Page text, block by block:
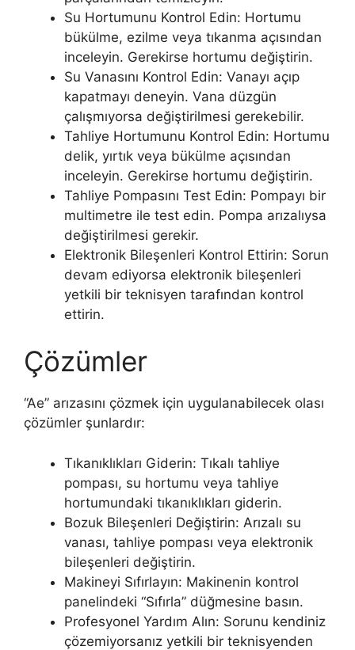
Su Hortumunu Kontrol Edin: Hortumu
bükülme, ezilme veya tıkanma açısından
inceleyin. Gerekirse hortumu değiştirin.
Su Vanasını Kontrol Edin: Vanayı açıp
kapatmayı deneyin. Vana düzgün
çalışmıyorsa değiştirilmesi gerekebilir.
Tahliye Hortumunu Kontrol Edin: Hortumu
delik, yırtık veya bükülme açısından
inceleyin. Gerekirse hortumu değiştirin.
Tahliye Pompasını Test Edin: Pompayı bir
multimetre ile test edin. Pompa arızalıysa
değiştirilmesi gerekir.
Elektronik Bileşenleri Kontrol Ettirin: Sorun
devam ediyorsa elektronik bileşenleri
yetkili bir teknisyen tarafından kontrol
ettirin.
Çözümler
“Ae” arızasını çözmek için uygulanabilecek olası
çözümler şunlardır:
Tıkanıklıkları Giderin: Tıkalı tahliye
pompası, su hortumu veya tahliye
hortumundaki tıkanıklıkları giderin.
Bozuk Bileşenleri Değiştirin: Arızalı su
vanası, tahliye pompası veya elektronik
bileşenleri değiştirin.
Makineyi Sıfırlayın: Makinenin kontrol
panelindeki “Sıfırla” düğmesine basın.
Profesyonel Yardım Alın: Sorunu kendiniz
çözemiyorsanız yetkili bir teknisyenden